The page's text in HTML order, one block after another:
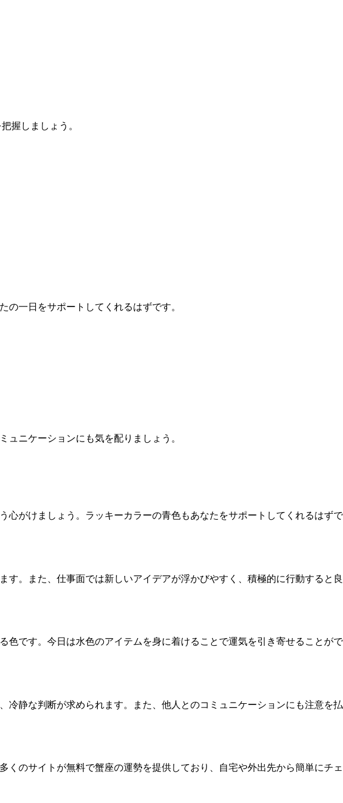
握しましょう。
一日をサポートしてくれるはずです。
ニケーションにも気を配りましょう。
がけましょう。ラッキーカラーの青色もあなたをサポートしてくれるはずで
。また、仕事面では新しいアイデアが浮かびやすく、積極的に行動すると良
です。今日は水色のアイテムを身に着けることで運気を引き寄せることがで
静な判断が求められます。また、他人とのコミュニケーションにも注意を払
のサイトが無料で蟹座の運勢を提供しており、自宅や外出先から簡単にチェ